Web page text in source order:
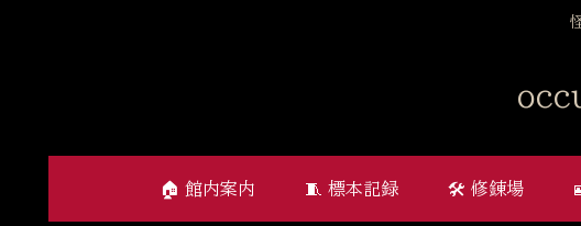
🏠 館内案内 🧵 標本記録 🛠 修錬場